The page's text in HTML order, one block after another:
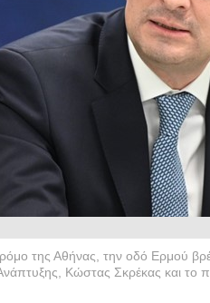
της Αθήνας, την οδό Ερμού
Κώστας Σκρέκας και το